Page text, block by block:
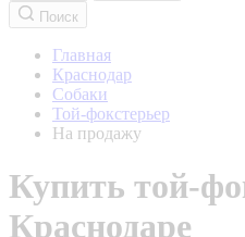
Поиск
Главная
Краснодар
Собаки
Той-фокстерьер
На продажу
Купить той-
Краснодаре